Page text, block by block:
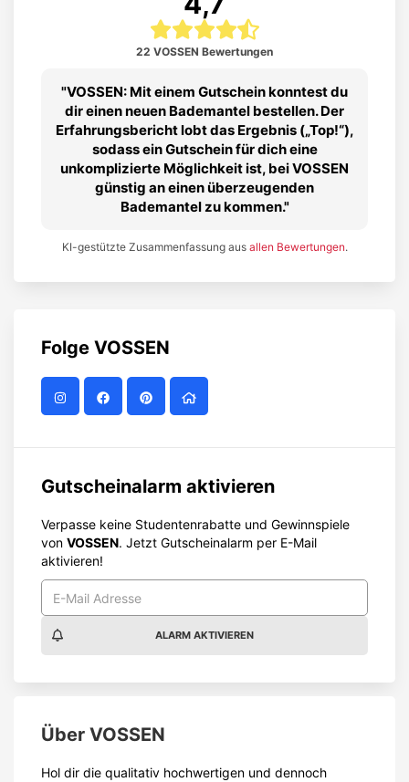
22 VOSSEN Bewertungen
VOSSEN: Mit einem Gutschein konntest du
dir einen neuen Bademantel bestellen. Der
Erfahrungsbericht lobt das Ergebnis („Top!“),
sodass ein Gutschein für dich eine
unkomplizierte Möglichkeit ist, bei VOSSEN
günstig an einen überzeugenden
Bademantel zu kommen.
KI-gestützte Zusammenfassung aus allen Bewertungen.
Folge VOSSEN
Gutscheinalarm aktivieren
Verpasse keine Studentenrabatte und Gewinnspiele
von VOSSEN. Jetzt Gutscheinalarm per E-Mail
aktivieren!
ALARM AKTIVIEREN
Über VOSSEN
Hol dir die qualitativ hochwertigen und dennoch